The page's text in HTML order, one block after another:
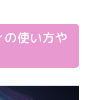
使い方や